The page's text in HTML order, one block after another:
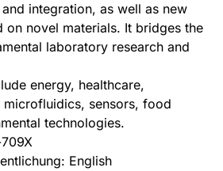
integration, as well as new
on novel materials. It bridges the
laboratory research and
energy, healthcare,
sensors, food
technologies.
English